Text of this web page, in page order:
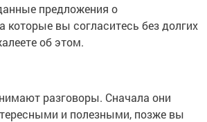
предложения о
которые вы согласитесь без долгих
об этом.
разговоры. Сначала они
и полезными, позже вы